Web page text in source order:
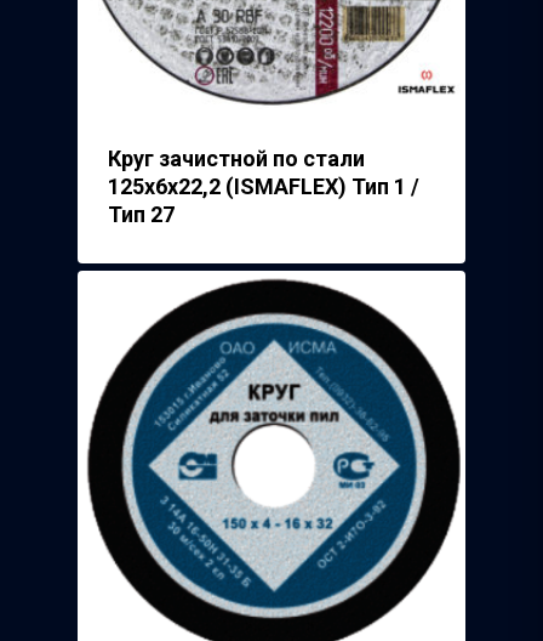
Круг зачистной по стали
125х6х22,2 (ISMAFLEX) Тип 1 /
Тип 27